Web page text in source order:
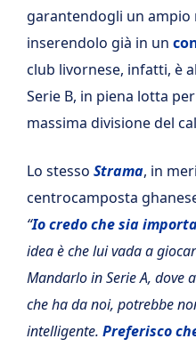
garantendogli un ampio
inserendolo già in un
club livornese, infatti, è
Serie B, in piena lotta
massima divisione del
Lo stesso Strama, in
centrocamposta
“Io credo che sia
idea è che lui vada a
Mandarlo in Serie A, dove
che ha da noi, potrebbe
intelligente. Preferisco